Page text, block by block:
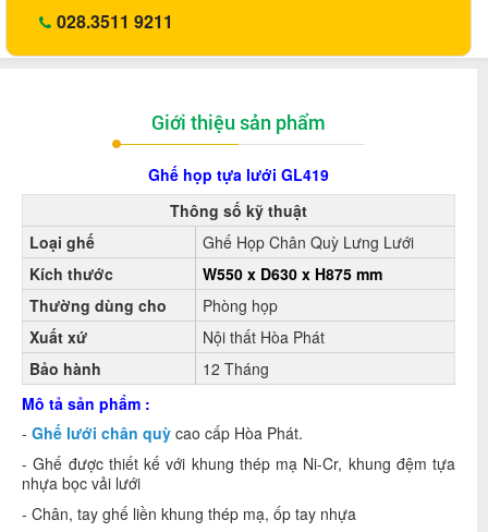
028.3511 9211
Giới thiệu sản phẩm
Ghế họp tựa lưới GL419
Thông số kỹ thuật
Loại ghế
Ghế Họp Chân Quỳ Lưng Lưới
Kích thước
W550 x D630 x H875 mm
Thường dùng cho
Phòng họp
Xuất xứ
Nội thất Hòa Phát
Bảo hành
12 Tháng
Mô tả sản phẩm :
- Ghế lưới chân quỳ cao cấp Hòa Phát.
- Ghế được thiết kế với khung thép mạ Ni-Cr, khung đệm tựa
nhựa bọc vải lưới
- Chân, tay ghế liền khung thép mạ, ốp tay nhựa